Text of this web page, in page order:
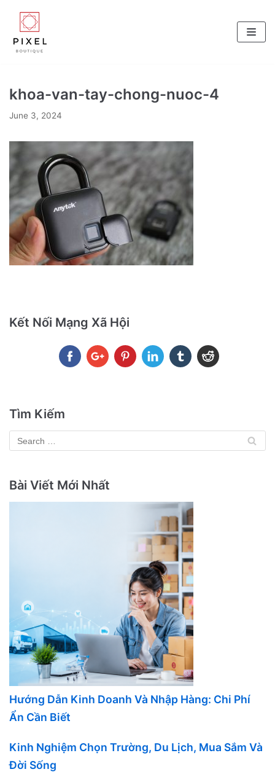
Skip
to
content
khoa-van-tay-chong-nuoc-4
June 3, 2024
Kết Nối Mạng Xã Hội
Tìm Kiếm
Bài Viết Mới Nhất
Hướng Dẫn Kinh Doanh Và Nhập Hàng: Chi Phí
Ẩn Cần Biết
Kinh Nghiệm Chọn Trường, Du Lịch, Mua Sắm Và
Đời Sống